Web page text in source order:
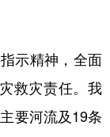
示精神，全面
救灾责任。我
要河流及19条